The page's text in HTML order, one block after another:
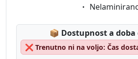
Eigenschaft:
📦 Lagerstatus:
Dostupnost a
❌ Trenutno ni na voljo: Čas